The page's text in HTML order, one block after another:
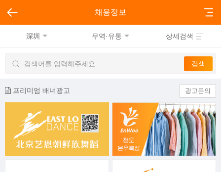
채용정보
深圳 무역·유통 상세검색
프리미엄 배너광고 광고문의